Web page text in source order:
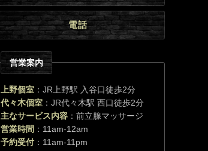
電話
営業案内
上野個室 ：JR上野駅 入谷口徒歩2分
代々木個室 ：JR代々木駅 西口徒歩2分
主なサービス内容 ：前立腺マッサージ
営業時間 ：11am-12am
予約受付 ：11am-11pm